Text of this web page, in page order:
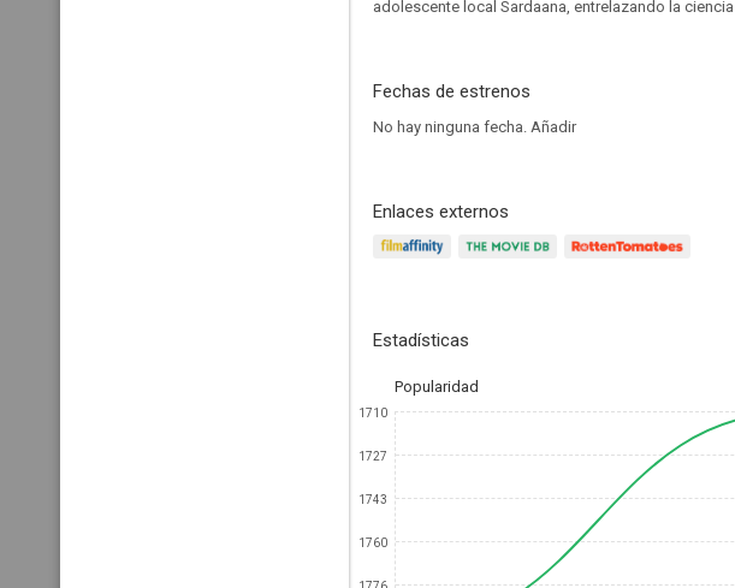
adolescente local Sardaana, entrelazando la
Fechas de estrenos
No hay ninguna fecha. Añadir
Enlaces externos
Estadísticas
Popularidad
1710
1727
1743
1760